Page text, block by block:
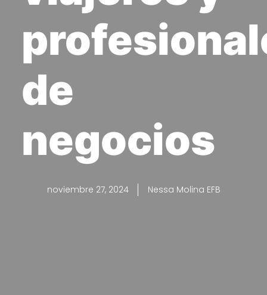
de
negocios
noviembre 27, 2024 Nessa Molina EFB